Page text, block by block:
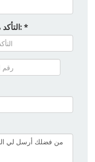
التأكد من صحة عنوان البريد الإلكتروني: *